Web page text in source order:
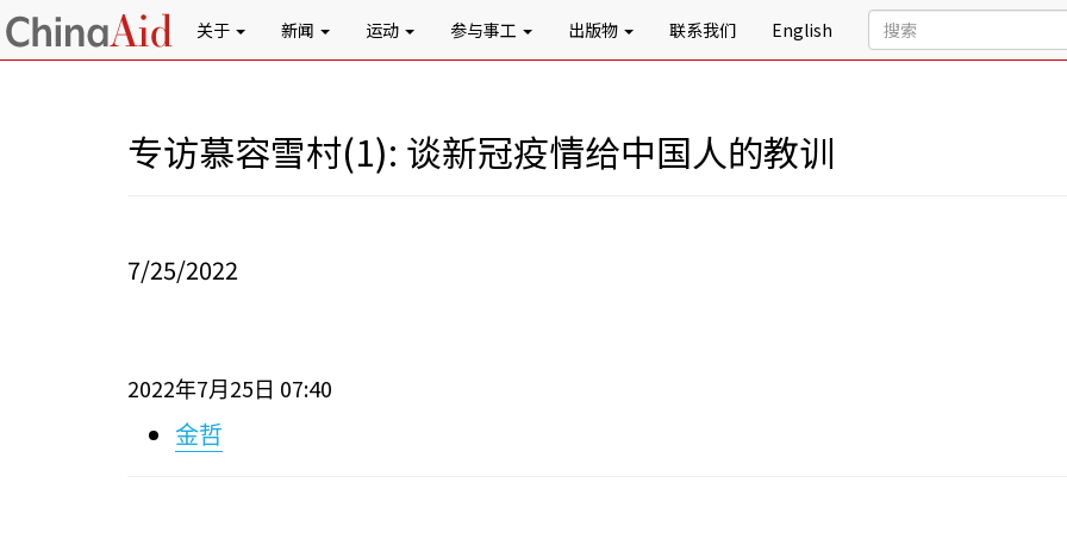
关于 新闻 运动 参与事工 出版物 联系我们 English
专访慕容雪村(1): 谈新冠疫情给中国人的教训
7/25/2022
2022年7月 25 日 07:40
金哲